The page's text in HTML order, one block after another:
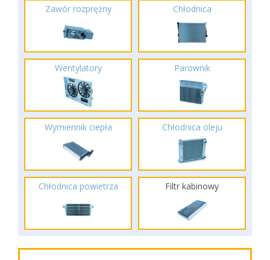
Zawór rozprężny Chłodnica
Wentylatory Parownik
Wymiennik ciepła Chłodnica oleju
Chłodnica powietrza Filtr kabinowy